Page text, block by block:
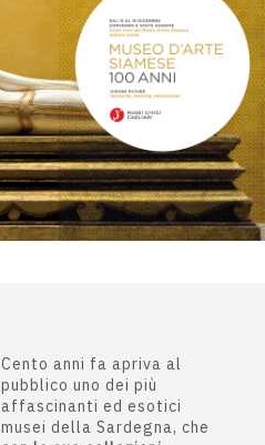
Cento anni fa apriva al
pubblico uno dei più
affascinanti ed esotici
musei della Sardegna, che